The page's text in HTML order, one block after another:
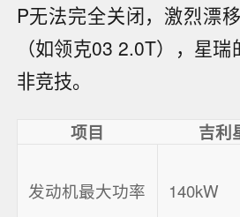
P无法完全关闭，激烈漂
（如领克03 2.0T），星
非竞技。
项目 吉利
发动机最大功率 140kW